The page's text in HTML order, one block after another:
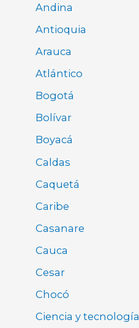
Andina
Antioquia
Arauca
Atlántico
Bogotá
Bolívar
Boyacá
Caldas
Caquetá
Caribe
Casanare
Cauca
Cesar
Chocó
Ciencia y tecnología